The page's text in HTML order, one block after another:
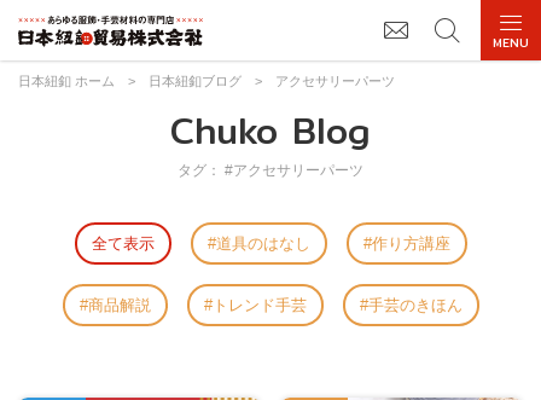
日本紐釦 ホーム > 日本紐釦ブログ > アクセサリーパーツ
Chuko Blog
タグ： #アクセサリーパーツ
全て表示 道具のはなし 作り方講座
商品解説 トレンド手芸 手芸のきほん